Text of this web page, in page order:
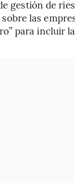
gestión de
las
para incluir